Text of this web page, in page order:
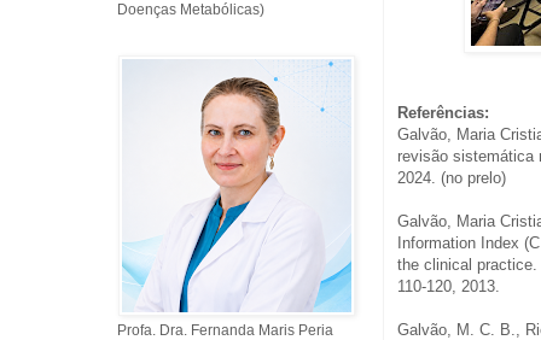
Referências:
Galvão, Maria
revisão sistemática
2024. (no prelo)
Galvão, Maria
Information Index
the clinical
110-120, 2013.
Galvão, M. C. B.,
Doenças Metabólicas)
Profa. Dra. Fernanda Maris Peria